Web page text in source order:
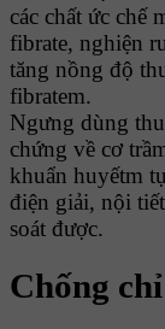
các chất ức chế
fibrate, nghiện
tăng nồng độ
fibratem.
Ngưng dùng
chứng về cơ
khuẩn huyếtm
điện giải, nội
soát được.
Chống